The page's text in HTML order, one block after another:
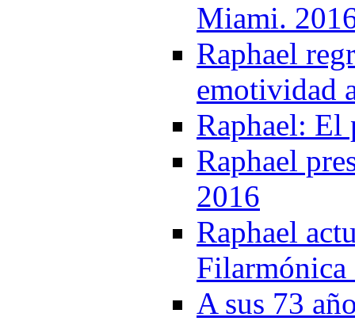
Miami.
Raphael
emotividad
Raphael: El
Raphael
2016
Raphael
Filarmónica
A sus 73